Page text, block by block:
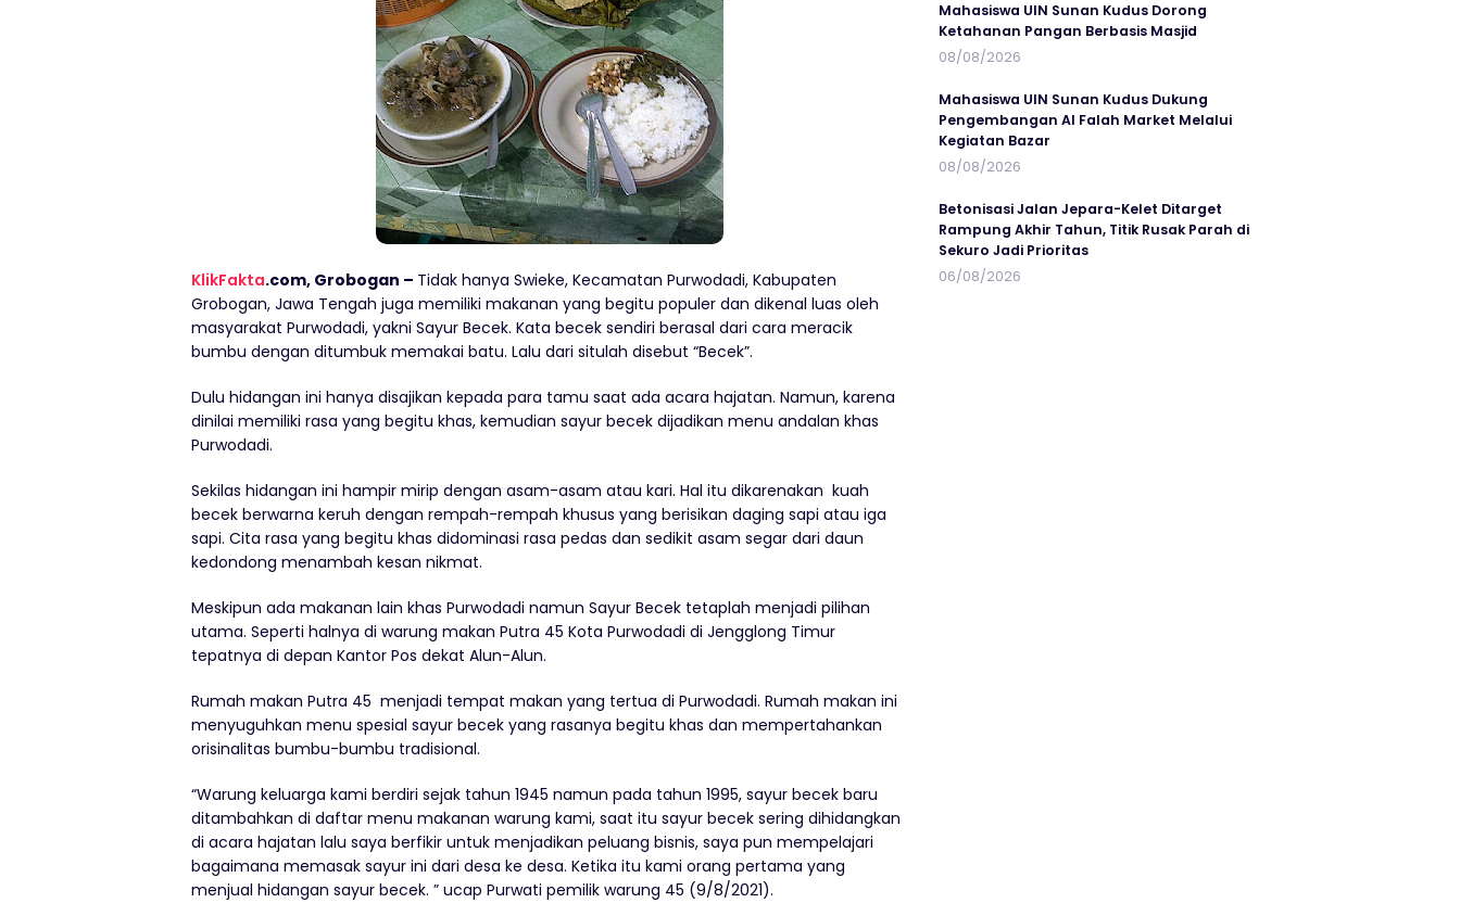
KlikFakta.com, Grobogan – Tidak hanya Swieke, Kecamatan Purwodadi, Kabupaten
Grobogan, Jawa Tengah juga memiliki makanan yang begitu populer dan dikenal luas oleh
masyarakat Purwodadi, yakni Sayur Becek. Kata becek sendiri berasal dari cara meracik
bumbu dengan ditumbuk memakai batu. Lalu dari situlah disebut “Becek”.
Dulu hidangan ini hanya disajikan kepada para tamu saat ada acara hajatan. Namun, karena
dinilai memiliki rasa yang begitu khas, kemudian sayur becek dijadikan menu andalan khas
Purwodadi.
Sekilas hidangan ini hampir mirip dengan asam-asam atau kari. Hal itu dikarenakan kuah
becek berwarna keruh dengan rempah-rempah khusus yang berisikan daging sapi atau iga
sapi. Cita rasa yang begitu khas didominasi rasa pedas dan sedikit asam segar dari daun
kedondong menambah kesan nikmat.
Meskipun ada makanan lain khas Purwodadi namun Sayur Becek tetaplah menjadi pilihan
utama. Seperti halnya di warung makan Putra 45 Kota Purwodadi di Jengglong Timur
tepatnya di depan Kantor Pos dekat Alun-Alun.
Rumah makan Putra 45 menjadi tempat makan yang tertua di Purwodadi. Rumah makan ini
menyuguhkan menu spesial sayur becek yang rasanya begitu khas dan mempertahankan
orisinalitas bumbu-bumbu tradisional.
“Warung keluarga kami berdiri sejak tahun 1945 namun pada tahun 1995, sayur becek baru
ditambahkan di daftar menu makanan warung kami, saat itu sayur becek sering dihidangkan
di acara hajatan lalu saya berfikir untuk menjadikan peluang bisnis, saya pun mempelajari
bagaimana memasak sayur ini dari desa ke desa. Ketika itu kami orang pertama yang
menjual hidangan sayur becek. ” ucap Purwati pemilik warung 45 (9/8/2021).
Mahasiswa UIN Sunan Kudus Dorong
Ketahanan Pangan Berbasis Masjid
08/08/2026
Mahasiswa UIN Sunan Kudus Dukung
Pengembangan Al Falah Market Melalui
Kegiatan Bazar
08/08/2026
Betonisasi Jalan Jepara-Kelet Ditarget
Rampung Akhir Tahun, Titik Rusak Parah di
Sekuro Jadi Prioritas
06/08/2026